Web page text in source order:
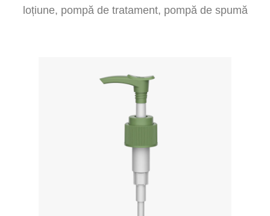
loțiune, pompă de tratament, pompă de spumă